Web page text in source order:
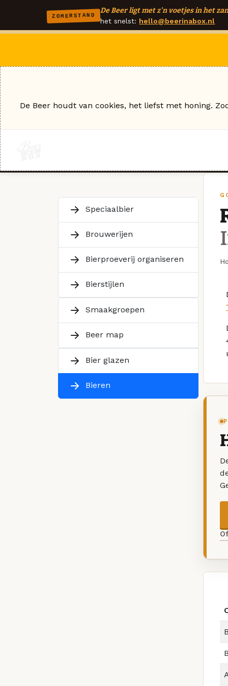
ZOMERSTAND
De Beer ligt met z'n voetjes in het
het snelst: hello@beerinabox.nl
Speciaalbier
Brouwerijen
Bierproeverij organiseren
Bierstijlen
Smaakgroepen
Beer map
Bier glazen
Bieren
De Beer houdt van cookies, het liefst met honing.